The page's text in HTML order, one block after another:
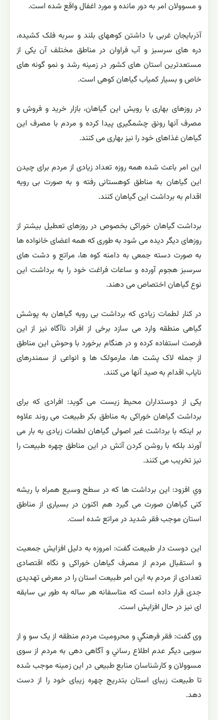
و مسوولان امر به دور مانده و مورد اغفال واقع شده است.
آذربایجان غربی با داشتن کوههای بلند و سربه فلک کشیده،
دره های سرسبز و آب فراوان در مناطق مختلف آن یکی از
مستعدترین استان های کشور در زمینه رشد و نمو گونه های
خاص و بسیار کمیاب گیاهان کوهی است.
در روزهای بهاری با رویش این گیاهان، بازار خرید و فروش و
مصرف آنها رونق چشمگیری پیدا کرده و مردم با مصرف این
گیاهان غذاهای خود را نیز بهاری می کنند.
این امر باعث شده همه روزه تعداد زیادی از مردم برای چیدن
این گیاهان به مناطق کوهستانی رفته و به صورت بی رویه
اقدام به برداشت این گیاهان کنند.
برداشت گیاهان خوراکی بخصوص در روزهای تعطیل بیشتر از
روزهای دیگر دیده می شود به طوری که همه اعضای خانواده ها
به صورت دسته جمعی به دامنه کوه ها، مراتع و دشت های
سرسبز هجوم آورده و ساعات فراغت خود را به برداشت این
نوع گیاهان اختصاص می دهند.
در کنار لطمات زیادی که برداشت بی رویه گیاهان به پوشش
گیاهی منطقه وارد می سازد برخی از افراد ناآگاه نیز از این
فرصت استفاده کرده و در هنگام برخورد با وحوش این مناطق
از جمله لاک پشت ها، مارمولک ها و انواعی از سمندرهای
نایاب اقدام به صید آنها می کنند.
یکی از دوستداران محیط زیست می گوید: افرادی که برای
برداشت گیاهان خوراکی به مناطق بکر طبیعت می روند علاوه
بر اینکه با برداشت غیر اصولی گیاهان لطمات زیادی به بار می
آورند بلکه با روشن کردن آتش در این مناطق چهره طبیعت را
نیز تخریب می کنند.
ﻭﻱ افزود: ﺍﻳﻦ ﺑﺮﺩﺍﺷﺖ ﻫﺎ ﻛﻪ ﺩﺭ ﺳﻄﺢ ﻭﺳﻴﻊ همراه با ریشه
کنی گیاهان صورت می گیرد هم اکنون در بسیاری از مناطق
استان موجب فقر شدید در مراتع شده است.
این دوست دار طبیعت گفت: اﻣﺮﻭﺯﻩ ﺑﻪ ﺩﻟﻴﻞ ﺍﻓﺰﺍﻳﺶ جمعیت
و استقبال مردم از مصرف گیاهان خوراکی و نگاه اقتصادی
تعدادی از مردم به این امر طبیعت استان را در معرض تهدیدی
جدی قرار داده است که متاسفانه هر ساله به طور بی سابقه
ای نیز در حال افزایش است.
وی گفت: ﻓﻘﺮ ﻓﺮﻫﻨﮕﻲ و محرومیت ﻣﺮﺩﻡ ﻣﻨﻄﻘﻪ از یک سو و از
سویی دیگر عدم ﺍﻃﻼﻉ ﺭﺳﺎﻧﻲ و آگاهی دهی به مردم از سوی
ﻣﺴﻮﻭﻻﻥ ﻭ ﻛﺎﺭﺷﻨﺎﺳﺎﻥ منابع طبیعی ﺩﺭ ﺍﻳﻦ ﺯﻣﻴﻨﻪ موجب شده
تا طبیعت زیبای استان بتدریج چهره زیبای خود را از دست
دهد.